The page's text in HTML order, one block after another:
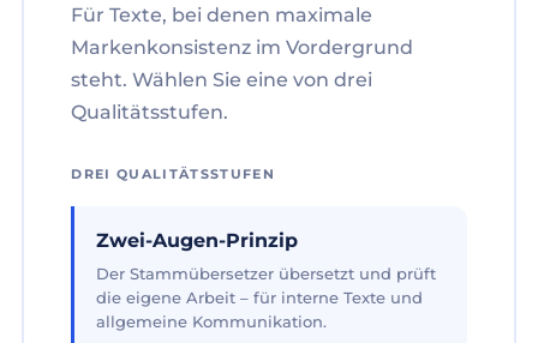
Für Texte, bei denen maximale
Markenkonsistenz im Vordergrund
steht. Wählen Sie eine von drei
Qualitätsstufen.
DREI QUALITÄTSSTUFEN
Zwei-Augen-Prinzip
Der Stammübersetzer übersetzt und prüft
die eigene Arbeit – für interne Texte und
allgemeine Kommunikation.